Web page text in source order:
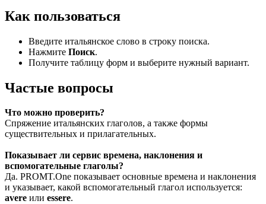
Как пользоваться
Введите итальянское слово в строку поиска.
Нажмите Поиск.
Получите таблицу форм и выберите нужный вариант.
Частые вопросы
Что можно проверить?
Спряжение итальянских глаголов, а также формы
существительных и прилагательных.
Показывает ли сервис времена, наклонения и
вспомогательные глаголы?
Да. PROMT.One показывает основные времена и наклонения
и указывает, какой вспомогательный глагол используется:
avere или essere.